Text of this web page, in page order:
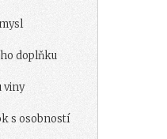
doplňku
viny
s osobností